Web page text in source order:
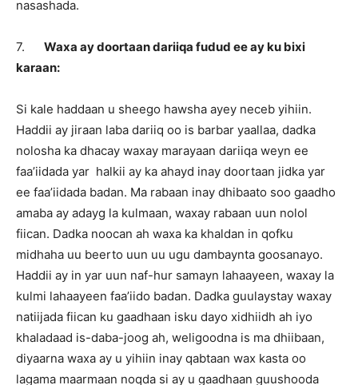
nasashada.
7. Waxa ay doortaan dariiqa fudud ee ay ku bixi
karaan:
Si kale haddaan u sheego hawsha ayey neceb yihiin.
Haddii ay jiraan laba dariiq oo is barbar yaallaa, dadka
nolosha ka dhacay waxay marayaan dariiqa weyn ee
faa’iidada yar halkii ay ka ahayd inay doortaan jidka yar
ee faa’iidada badan. Ma rabaan inay dhibaato soo gaadho
amaba ay adayg la kulmaan, waxay rabaan uun nolol
fiican. Dadka noocan ah waxa ka khaldan in qofku
midhaha uu beerto uun uu ugu dambaynta goosanayo.
Haddii ay in yar uun naf-hur samayn lahaayeen, waxay la
kulmi lahaayeen faa’iido badan. Dadka guulaystay waxay
natiijada fiican ku gaadhaan isku dayo xidhiidh ah iyo
khaladaad is-daba-joog ah, weligoodna is ma dhiibaan,
diyaarna waxa ay u yihiin inay qabtaan wax kasta oo
lagama maarmaan noqda si ay u gaadhaan guushooda